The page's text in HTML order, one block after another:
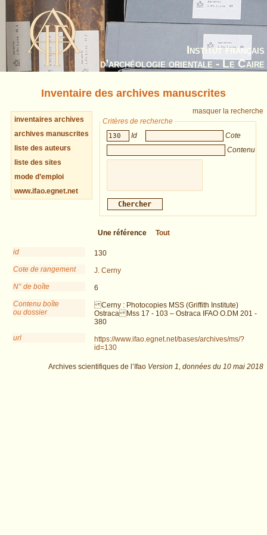
Institut français
d’archéologie orientale - Le Caire
Inventaire des archives manuscrites
inventaires archives
archives manuscrites
liste des auteurs
liste des sites
mode d’emploi
www.ifao.egnet.net
masquer la recherche
Critères de recherche
Id
Cote
Contenu
Une référence Tout
id
130
Cote de rangement
J. Cerny
N° de boîte
6
Contenu boîte
ou dossier
Cerny : Photocopies MSS (Griffith Institute)
Ostraca Mss 17 - 103 – Ostraca IFAO O.DM 201 -
380
url
https://www.ifao.egnet.net/bases/archives/ms/?
id=130
Archives scientifiques de l’Ifao Version 1, données du 10 mai 2018